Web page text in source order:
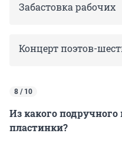
Забастовка рабочих
Концерт поэтов-
8 / 10
Из какого
пластинки?